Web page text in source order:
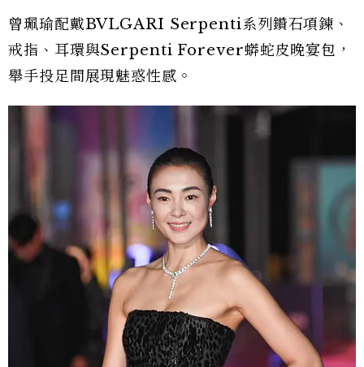
曾珮瑜配戴BVLGARI Serpenti系列鑽石項鍊、
戒指、耳環與Serpenti Forever蟒蛇皮晚宴包，
舉手投足間展現魅惑性感。